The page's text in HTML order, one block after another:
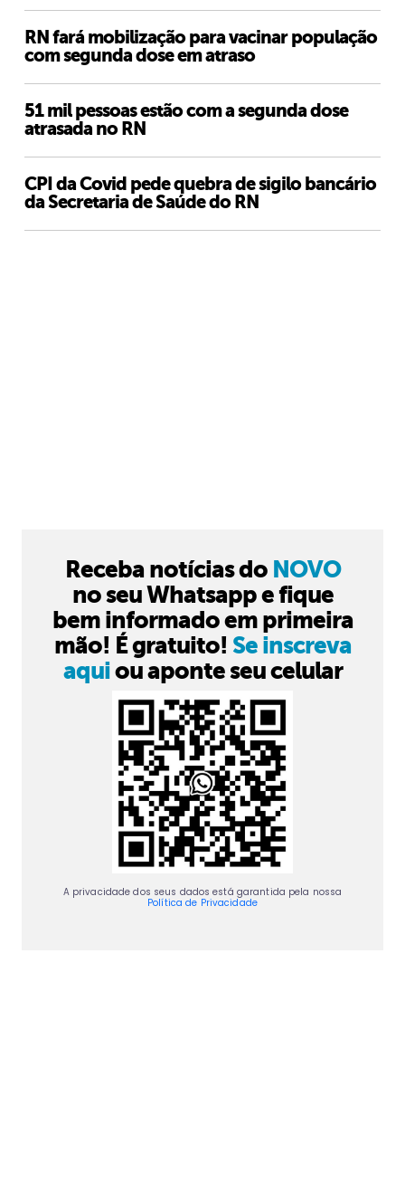
RN fará mobilização para vacinar população
com segunda dose em atraso
51 mil pessoas estão com a segunda dose
atrasada no RN
CPI da Covid pede quebra de sigilo bancário
da Secretaria de Saúde do RN
Receba notícias do NOVO
no seu Whatsapp e fique
bem informado em primeira
mão! É gratuito! Se inscreva
aquiou aponte seu celular
A privacidade dos seus dados está garantida pela nossa
Política de Privacidade